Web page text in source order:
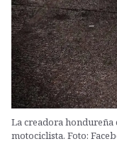
La creadora hondureña
motociclista. Foto: